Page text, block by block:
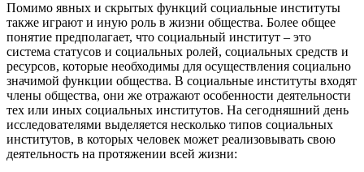
Помимо явных и скрытых функций социальные институты
также играют и иную роль в жизни общества. Более общее
понятие предполагает, что социальный институт – это
система статусов и социальных ролей, социальных средств и
ресурсов, которые необходимы для осуществления социально
значимой функции общества. В социальные институты входят
члены общества, они же отражают особенности деятельности
тех или иных социальных институтов. На сегодняшний день
исследователями выделяется несколько типов социальных
институтов, в которых человек может реализовывать свою
деятельность на протяжении всей жизни: